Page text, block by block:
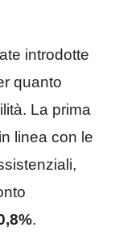
introdotte
quanto
La prima
linea con le
.